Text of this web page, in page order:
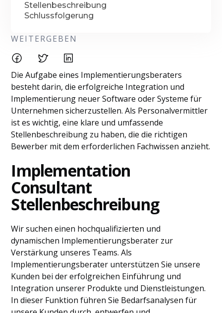
Stellenbeschreibung
Schlussfolgerung
WEITERGEBEN
Die Aufgabe eines Implementierungsberaters
besteht darin, die erfolgreiche Integration und
Implementierung neuer Software oder Systeme für
Unternehmen sicherzustellen. Als Personalvermittler
ist es wichtig, eine klare und umfassende
Stellenbeschreibung zu haben, die die richtigen
Bewerber mit dem erforderlichen Fachwissen anzieht.
Implementation
Consultant
Stellenbeschreibung
Wir suchen einen hochqualifizierten und
dynamischen Implementierungsberater zur
Verstärkung unseres Teams. Als
Implementierungsberater unterstützen Sie unsere
Kunden bei der erfolgreichen Einführung und
Integration unserer Produkte und Dienstleistungen.
In dieser Funktion führen Sie Bedarfsanalysen für